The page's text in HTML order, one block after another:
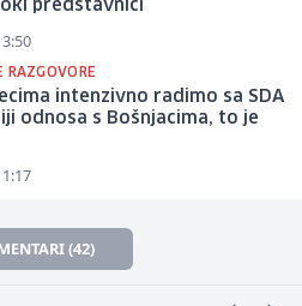
predstavnici
RAZGOVORE
intenzivno radimo sa SDA
odnosa s Bošnjacima, to je
(42)